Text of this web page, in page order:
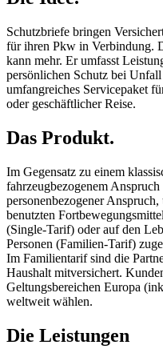
Schutzbriefe bringen
für ihren Pkw in Verbindung.
kann mehr. Er umfasst
persönlichen Schutz bei
umfangreiches Servicepaket
oder geschäftlicher Reise.
Das Produkt.
Im Gegensatz zu einem
fahrzeugbezogenem
personenbezogener
benutzten
(Single-Tarif) oder auf den
Personen (Familien-Tarif)
Im Familientarif sind die
Haushalt mitversichert.
Geltungsbereichen Europa
weltweit wählen.
Die Leistungen